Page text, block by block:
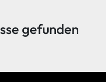
gefunden